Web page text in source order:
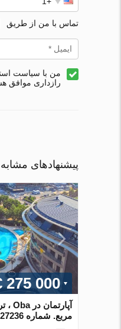
تماس با من از طریق
من با سیاست
رازداری موافق
پیشنهادهای مشابه
275 000
مربع. شماره 227236